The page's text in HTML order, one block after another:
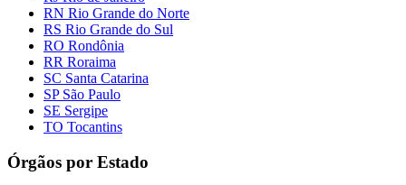
RN Rio Grande do Norte
RS Rio Grande do Sul
RO Rondônia
RR Roraima
SC Santa Catarina
SP São Paulo
SE Sergipe
TO Tocantins
Órgãos por Estado